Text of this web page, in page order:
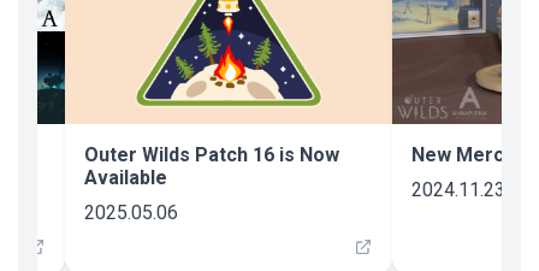
Outer Wilds Patch 16 is Now
Available
2025.05.06
New Merch
2024.11.23